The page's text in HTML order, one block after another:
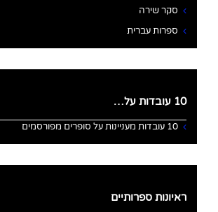
סקר שירה
ספרות עברית
10 עובדות על…
10 עובדות מעניינות על סופרים מפורסמים
ראיונות ספרותיים